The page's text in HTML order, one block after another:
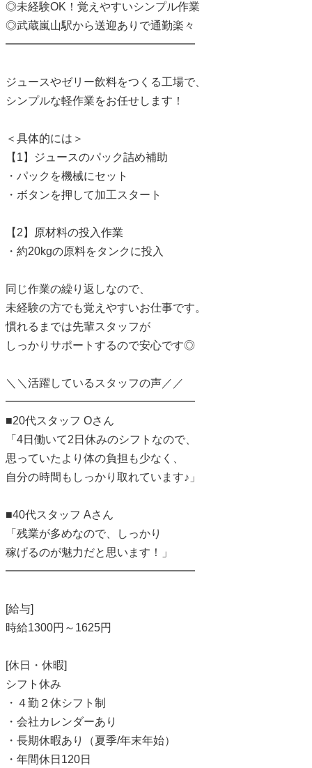
◎未経験OK！覚えやすいシンプル作業
◎武蔵嵐山駅から送迎ありで通勤楽々
━━━━━━━━━━━━━━━━━
ジュースやゼリー飲料をつくる工場で、
シンプルな軽作業をお任せします！
＜具体的には＞
【1】ジュースのパック詰め補助
・パックを機械にセット
・ボタンを押して加工スタート
【2】原材料の投入作業
・約20kgの原料をタンクに投入
同じ作業の繰り返しなので、
未経験の方でも覚えやすいお仕事です。
慣れるまでは先輩スタッフが
しっかりサポートするので安心です◎
＼＼活躍しているスタッフの声／／
━━━━━━━━━━━━━━━━━
■20代スタッフ Oさん
「4日働いて2日休みのシフトなので、
思っていたより体の負担も少なく、
自分の時間もしっかり取れています♪」
■40代スタッフ Aさん
「残業が多めなので、しっかり
稼げるのが魅力だと思います！」
━━━━━━━━━━━━━━━━━
[給与]
時給1300円～1625円
[休日・休暇]
シフト休み
・４勤２休シフト制
・会社カレンダーあり
・長期休暇あり（夏季/年末年始）
・年間休日120日